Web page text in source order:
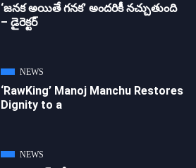
‘జ‌న‌క అయితే గ‌న‌క‌’ అందరికీ నచ్చుతుంది
– డైరెక్ట‌ర్
NEWS
‘RawKing’ Manoj Manchu Restores
Dignity to a
NEWS